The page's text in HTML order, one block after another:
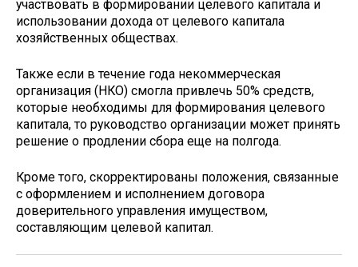
участвовать в формировании целевого капитала и
использовании дохода от целевого капитала
хозяйственных обществах.
Также если в течение года некоммерческая
организация (НКО) смогла привлечь 50% средств,
которые необходимы для формирования целевого
капитала, то руководство организации может принять
решение о продлении сбора еще на полгода.
Кроме того, скорректированы положения, связанные
с оформлением и исполнением договора
доверительного управления имуществом,
составляющим целевой капитал.